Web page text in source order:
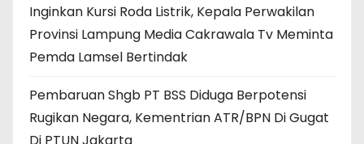
Inginkan Kursi Roda Listrik, Kepala Perwakilan
Provinsi Lampung Media Cakrawala Tv Meminta
Pemda Lamsel Bertindak
Pembaruan Shgb PT BSS Diduga Berpotensi
Rugikan Negara, Kementrian ATR/BPN Di Gugat